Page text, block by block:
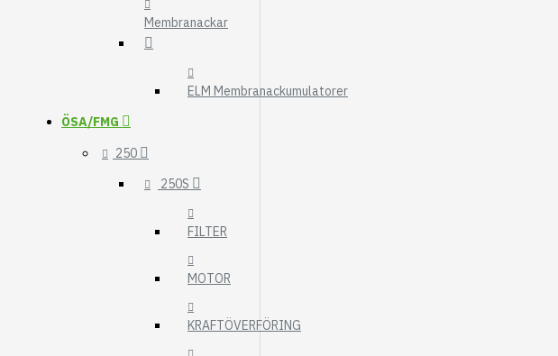
Membranackar
ELM Membranackumulatorer
ÖSA/FMG
250
250S
FILTER
MOTOR
KRAFTÖVERFÖRING